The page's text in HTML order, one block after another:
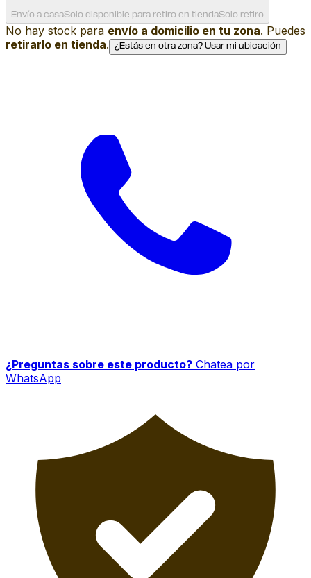
Envío a casaSolo disponible para retiro en tiendaSolo retiro
No hay stock para envío a domicilio en tu zona. Puedes
retirarlo en tienda. ¿Estás en otra zona? Usar mi ubicación
¿Preguntas sobre este producto? Chatea por
WhatsApp